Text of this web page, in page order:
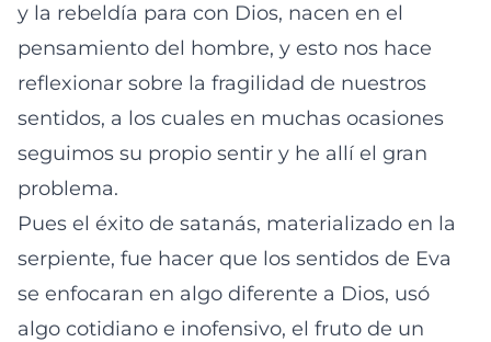
y la rebeldía para con Dios, nacen en el
pensamiento del hombre, y esto nos hace
reflexionar sobre la fragilidad de nuestros
sentidos, a los cuales en muchas ocasiones
seguimos su propio sentir y he allí el gran
problema.
Pues el éxito de satanás, materializado en la
serpiente, fue hacer que los sentidos de Eva
se enfocaran en algo diferente a Dios, usó
algo cotidiano e inofensivo, el fruto de un